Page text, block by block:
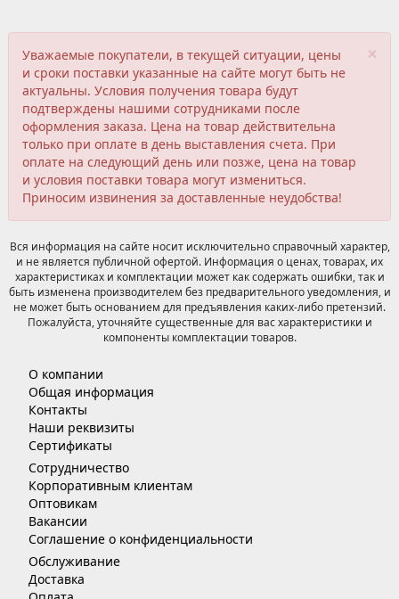
×
Уважаемые покупатели, в текущей ситуации, цены
и сроки поставки указанные на сайте могут быть не
актуальны. Условия получения товара будут
подтверждены нашими сотрудниками после
оформления заказа. Цена на товар действительна
только при оплате в день выставления счета. При
оплате на следующий день или позже, цена на товар
и условия поставки товара могут измениться.
Приносим извинения за доставленные неудобства!
Вся информация на сайте носит исключительно справочный характер,
и не является публичной офертой. Информация о ценах, товарах, их
характеристиках и комплектации может как содержать ошибки, так и
быть изменена производителем без предварительного уведомления, и
не может быть основанием для предъявления каких-либо претензий.
Пожалуйста, уточняйте существенные для вас характеристики и
компоненты комплектации товаров.
О компании
Общая информация
Контакты
Наши реквизиты
Сертификаты
Сотрудничество
Корпоративным клиентам
Оптовикам
Вакансии
Соглашение о конфиденциальности
Обслуживание
Доставка